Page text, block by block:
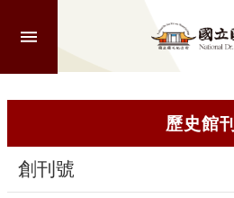
階
尋
認
歷史館刊
創刊號